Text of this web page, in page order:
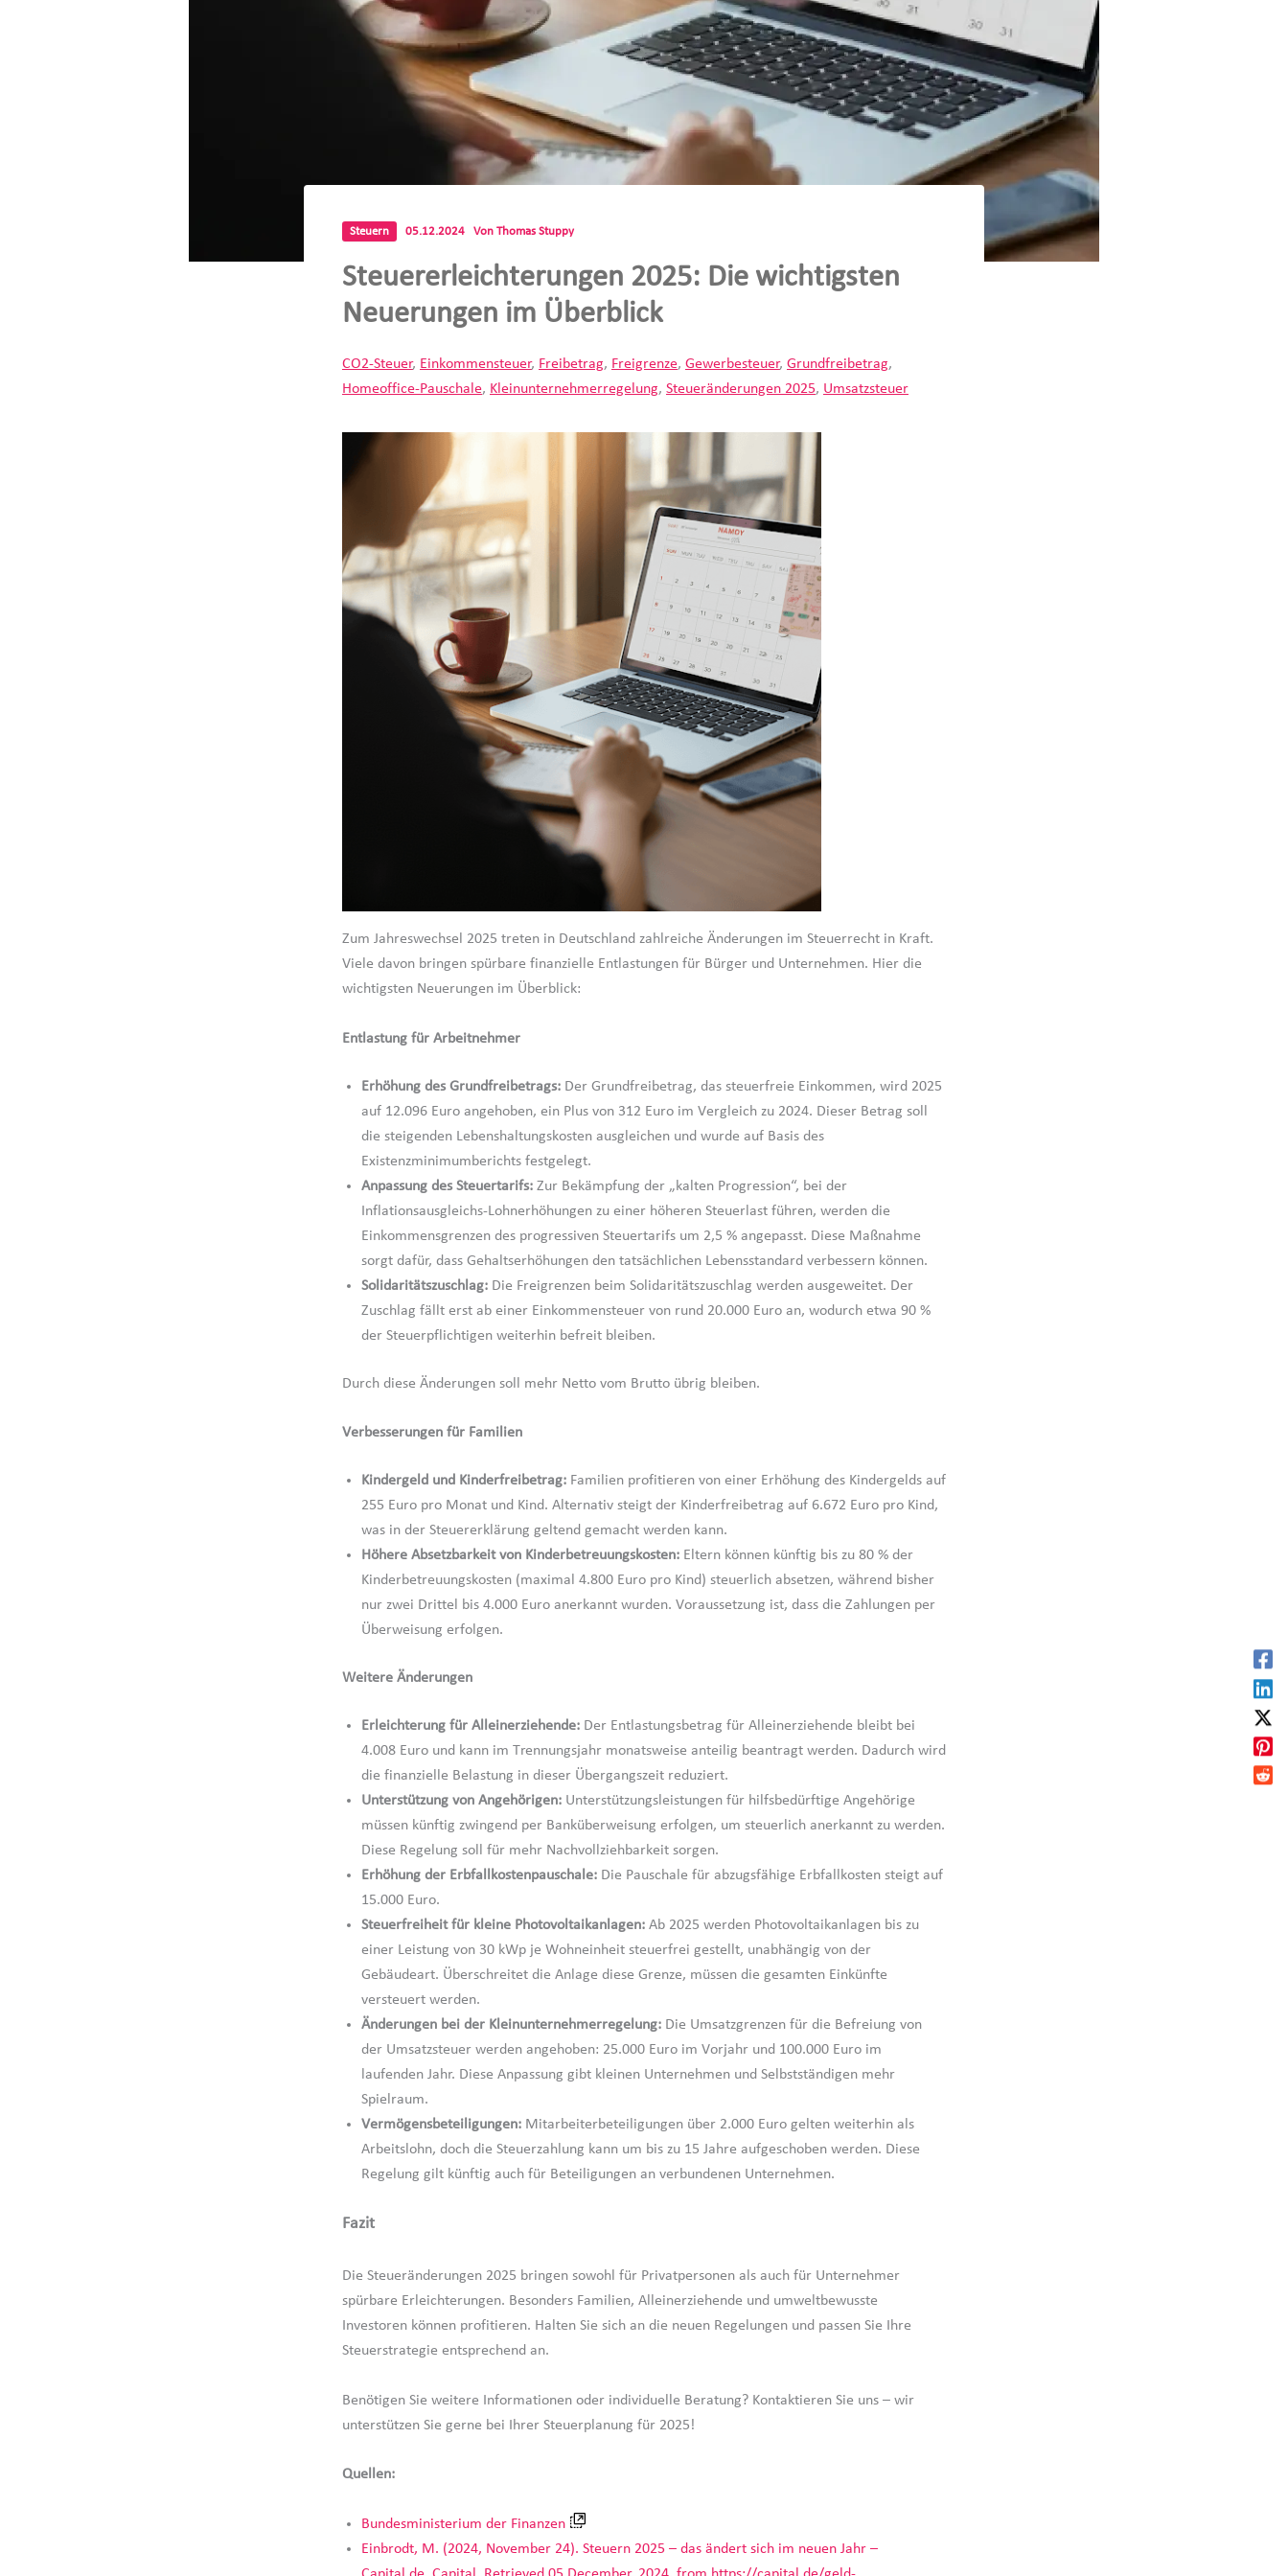
Steuern 05.12.2024 Von Thomas Stuppy
Steuererleichterungen 2025: Die wichtigsten
Neuerungen im Überblick
CO2-Steuer, Einkommensteuer, Freibetrag, Freigrenze, Gewerbesteuer, Grundfreibetrag,
Homeoffice-Pauschale, Kleinunternehmerregelung, Steueränderungen 2025, Umsatzsteuer
Zum Jahreswechsel 2025 treten in Deutschland zahlreiche Änderungen im Steuerrecht in Kraft.
Viele davon bringen spürbare finanzielle Entlastungen für Bürger und Unternehmen. Hier die
wichtigsten Neuerungen im Überblick:
Entlastung für Arbeitnehmer
Erhöhung des Grundfreibetrags: Der Grundfreibetrag, das steuerfreie Einkommen, wird 2025
auf 12.096 Euro angehoben, ein Plus von 312 Euro im Vergleich zu 2024. Dieser Betrag soll
die steigenden Lebenshaltungskosten ausgleichen und wurde auf Basis des
Existenzminimumberichts festgelegt.
Anpassung des Steuertarifs: Zur Bekämpfung der „kalten Progression“, bei der
Inflationsausgleichs-Lohnerhöhungen zu einer höheren Steuerlast führen, werden die
Einkommensgrenzen des progressiven Steuertarifs um 2,5 % angepasst. Diese Maßnahme
sorgt dafür, dass Gehaltserhöhungen den tatsächlichen Lebensstandard verbessern können.
Solidaritätszuschlag: Die Freigrenzen beim Solidaritätszuschlag werden ausgeweitet. Der
Zuschlag fällt erst ab einer Einkommensteuer von rund 20.000 Euro an, wodurch etwa 90 %
der Steuerpflichtigen weiterhin befreit bleiben.
Durch diese Änderungen soll mehr Netto vom Brutto übrig bleiben.
Verbesserungen für Familien
Kindergeld und Kinderfreibetrag: Familien profitieren von einer Erhöhung des Kindergelds auf
255 Euro pro Monat und Kind. Alternativ steigt der Kinderfreibetrag auf 6.672 Euro pro Kind,
was in der Steuererklärung geltend gemacht werden kann.
Höhere Absetzbarkeit von Kinderbetreuungskosten: Eltern können künftig bis zu 80 % der
Kinderbetreuungskosten (maximal 4.800 Euro pro Kind) steuerlich absetzen, während bisher
nur zwei Drittel bis 4.000 Euro anerkannt wurden. Voraussetzung ist, dass die Zahlungen per
Überweisung erfolgen.
Weitere Änderungen
Erleichterung für Alleinerziehende: Der Entlastungsbetrag für Alleinerziehende bleibt bei
4.008 Euro und kann im Trennungsjahr monatsweise anteilig beantragt werden. Dadurch wird
die finanzielle Belastung in dieser Übergangszeit reduziert.
Unterstützung von Angehörigen: Unterstützungsleistungen für hilfsbedürftige Angehörige
müssen künftig zwingend per Banküberweisung erfolgen, um steuerlich anerkannt zu werden.
Diese Regelung soll für mehr Nachvollziehbarkeit sorgen.
Erhöhung der Erbfallkostenpauschale: Die Pauschale für abzugsfähige Erbfallkosten steigt auf
15.000 Euro.
Steuerfreiheit für kleine Photovoltaikanlagen: Ab 2025 werden Photovoltaikanlagen bis zu
einer Leistung von 30 kWp je Wohneinheit steuerfrei gestellt, unabhängig von der
Gebäudeart. Überschreitet die Anlage diese Grenze, müssen die gesamten Einkünfte
versteuert werden.
Änderungen bei der Kleinunternehmerregelung: Die Umsatzgrenzen für die Befreiung von
der Umsatzsteuer werden angehoben: 25.000 Euro im Vorjahr und 100.000 Euro im
laufenden Jahr. Diese Anpassung gibt kleinen Unternehmen und Selbstständigen mehr
Spielraum.
Vermögensbeteiligungen: Mitarbeiterbeteiligungen über 2.000 Euro gelten weiterhin als
Arbeitslohn, doch die Steuerzahlung kann um bis zu 15 Jahre aufgeschoben werden. Diese
Regelung gilt künftig auch für Beteiligungen an verbundenen Unternehmen.
Fazit
Die Steueränderungen 2025 bringen sowohl für Privatpersonen als auch für Unternehmer
spürbare Erleichterungen. Besonders Familien, Alleinerziehende und umweltbewusste
Investoren können profitieren. Halten Sie sich an die neuen Regelungen und passen Sie Ihre
Steuerstrategie entsprechend an.
Benötigen Sie weitere Informationen oder individuelle Beratung? Kontaktieren Sie uns – wir
unterstützen Sie gerne bei Ihrer Steuerplanung für 2025!
Quellen:
Bundesministerium der Finanzen
Einbrodt, M. (2024, November 24). Steuern 2025 – das ändert sich im neuen Jahr –